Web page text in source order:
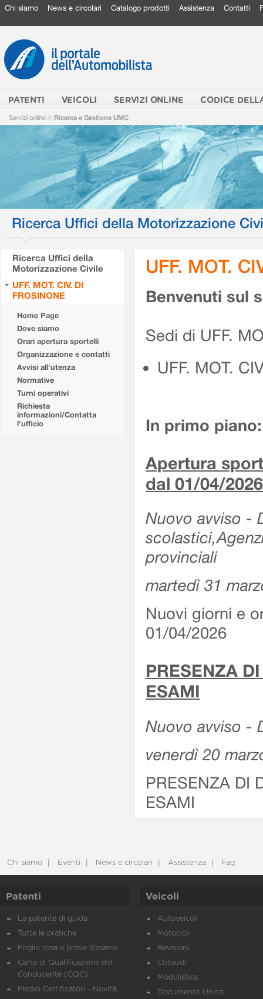
Chi siamo News e circolari Catalogo prodotti Assistenza Contatti
PATENTI VEICOLI SERVIZI ONLINE CODICE
Servizi online // Ricerca e Gestione UMC
Ricerca Uffici della Motorizzazione
Ricerca Uffici della
Motorizzazione Civile
UFF. MOT. CIV. DI
FROSINONE
Home Page
Dove siamo
Orari apertura sportelli
Organizzazione e contatti
Avvisi all'utenza
Normative
Turni operativi
Richiesta
informazioni/Contatta
l'ufficio
UFF. MOT.
Benvenuti sul
Sedi di UFF.
UFF. MOT.
In primo piano:
Apertura
dal 01/04/2026
Nuovo avviso -
provinciali
martedì 31
Nuovi giorni e
01/04/2026
PRESENZA
ESAMI
Nuovo avviso -
venerdì 20
PRESENZA DI
ESAMI
Chi siamo Eventi News e circolari Assistenza Faq
Patenti
La patente di guida
Tutte le pratiche
Foglio rosa e prove d’esame
Carta di Qualificazione del
Conducente (CQC)
Medici Certificatori - Novità
Veicoli
Autoveicoli
Motocicli
Revisioni
Collaudi
Modulistica
Documento Unico